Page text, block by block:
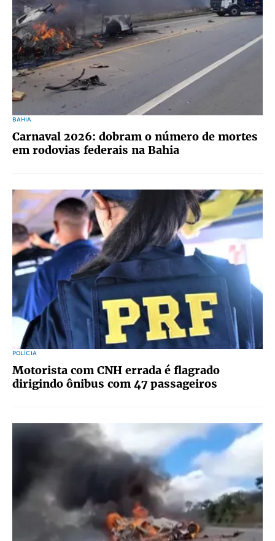
BAHIA
Carnaval 2026: dobram o número de mortes
em rodovias federais na Bahia
POLÍCIA
Motorista com CNH errada é flagrado
dirigindo ônibus com 47 passageiros